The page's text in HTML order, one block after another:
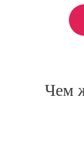
Чем